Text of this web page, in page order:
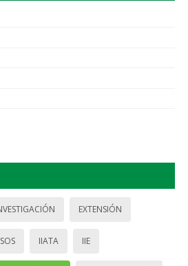
EXTENSIÓN
IIATA IIE